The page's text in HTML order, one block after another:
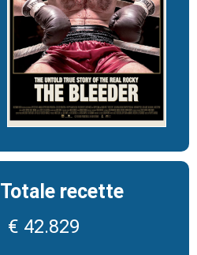
Totale recette
€ 42.829